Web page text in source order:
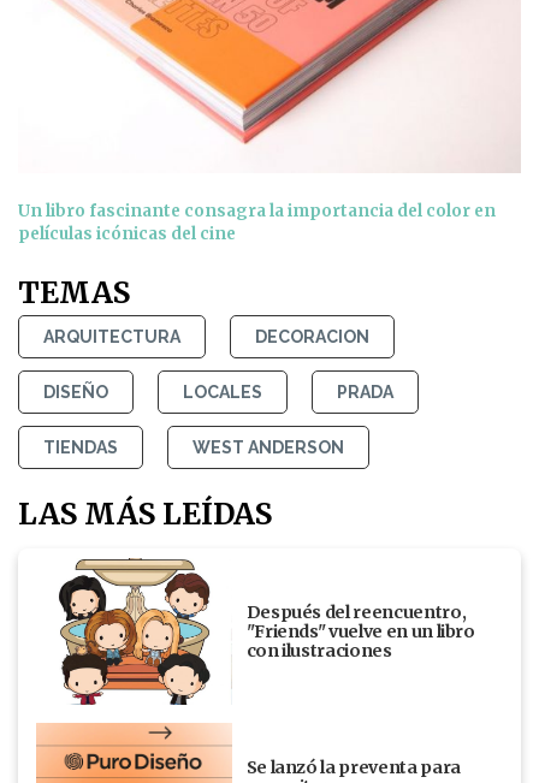
Un libro fascinante consagra la importancia del color en
películas icónicas del cine
TEMAS
ARQUITECTURA DECORACION
DISEÑO LOCALES PRADA
TIENDAS WEST ANDERSON
LAS MÁS LEÍDAS
Después del reencuentro,
"Friends" vuelve en un libro
con ilustraciones
Se lanzó la preventa para